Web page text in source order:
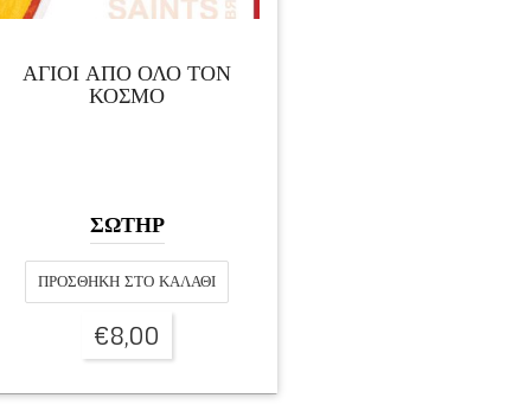
ΑΓΙΟΙ ΑΠΟ ΟΛΟ ΤΟΝ
ΚΟΣΜΟ
ΣΩΤΗΡ
ΠΡΟΣΘΉΚΗ ΣΤΟ ΚΑΛΆΘΙ
€8,00